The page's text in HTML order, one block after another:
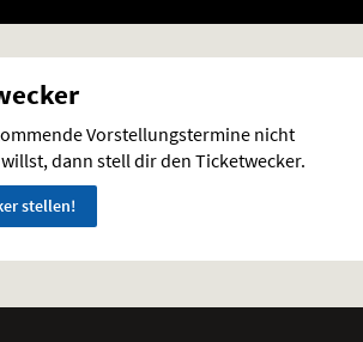
Vorstellungstermine nicht
dann stell dir den Ticketwecker.
stellen!